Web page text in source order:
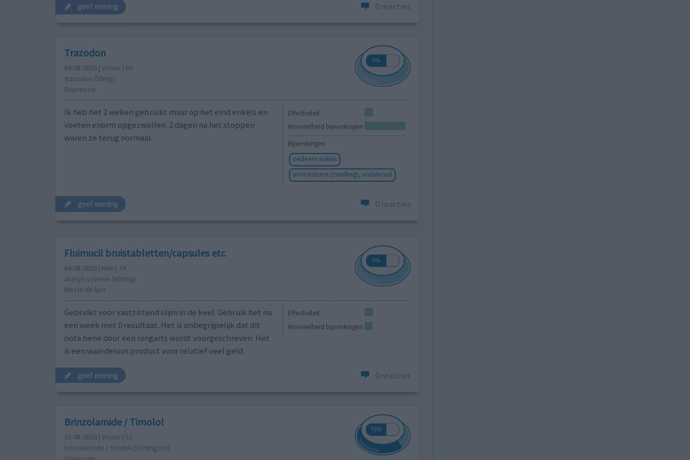
geef mening 0 reacties
Trazodon
04-08-2026 | Vrouw | 60
trazodon (50mg)
Depressie
Effectiviteit
Hoeveelheid bijwerkingen
Bijwerkingen
oedeem enkels
armoedeem (zwelling), unilateraal
Ik heb het 2 weken gebruikt maar op het eind enkels en
voeten enorm opgezwollen. 2 dagen na het stoppen
waren ze terug normaal.
geef mening 0 reacties
Fluimucil bruistabletten/capsules etc
04-08-2026 | Man | 74
acetylcysteine (600mg)
Niet in de lijst
Effectiviteit
Hoeveelheid bijwerkingen
Gebruikt voor vastzittend slijm in de keel. Gebruik het nu
een week met 0 resultaat. Het is onbegrijpelijk dat dit
nota bene door een longarts wordt voorgeschreven. Het
is een waardeloos product voor relatief veel geld.
geef mening 0 reacties
Brinzolamide / Timolol
03-08-2026 | Vrouw | 52
brinzolamide / timolol (5/10mg/ml)